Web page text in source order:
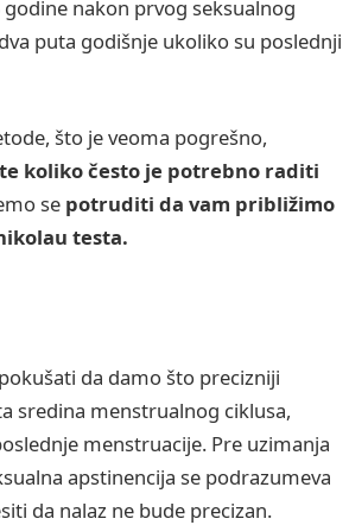
nakon prvog seksualnog
puta godišnje ukoliko su poslednji
što je veoma pogrešno,
koliko često je potrebno raditi
se potruditi da vam približimo
testa.
da damo što precizniji
sredina menstrualnog ciklusa,
menstruacije. Pre uzimanja
apstinencija se podrazumeva
da nalaz ne bude precizan.